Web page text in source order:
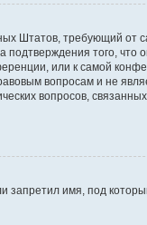
Штатов, требующий от
подтверждения того, что
или к самой
вопросам и не
вопросов,
запретил имя, под